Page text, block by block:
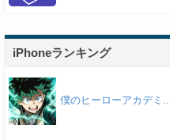
iPhoneランキング
僕のヒーローアカデミ